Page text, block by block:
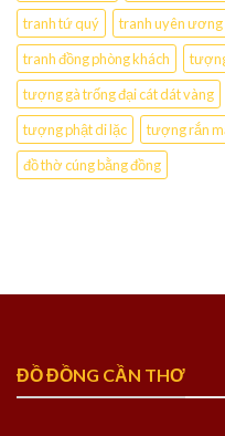
tranh tứ quý
tranh uyên ương
tranh đồng phòng khách
tượng gà trống đại cát dát vàng
tượng phật di lặc
tượng rắn
đồ thờ cúng bằng đồng
ĐỒ ĐỒNG CẦN THƠ